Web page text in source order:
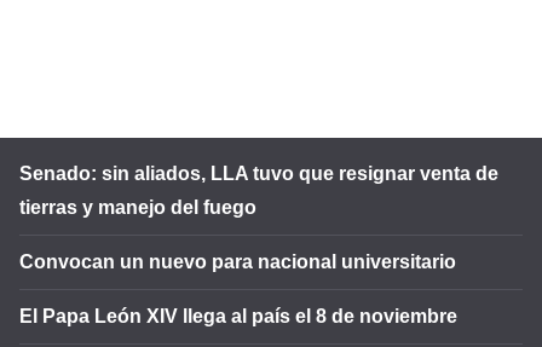
Senado: sin aliados, LLA tuvo que resignar venta de
tierras y manejo del fuego
Convocan un nuevo para nacional universitario
El Papa León XIV llega al país el 8 de noviembre